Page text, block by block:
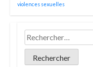
violences sexuelles